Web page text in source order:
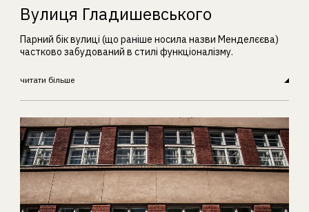
Вулиця Гладишевського
Парний бік вулиці (що раніше носила назви Менделєєва)
частково забудований в стилі функціоналізму.
читати більше